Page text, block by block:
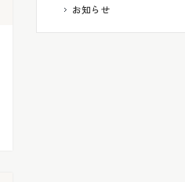
お知らせ